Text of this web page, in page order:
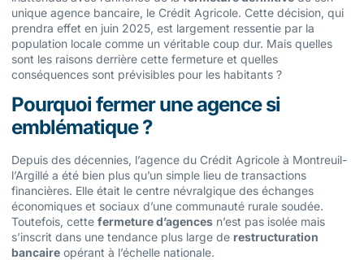
unique agence bancaire, le Crédit Agricole. Cette décision, qui
prendra effet en juin 2025, est largement ressentie par la
population locale comme un véritable coup dur. Mais quelles
sont les raisons derrière cette fermeture et quelles
conséquences sont prévisibles pour les habitants ?
Pourquoi fermer une agence si
emblématique ?
Depuis des décennies, l’agence du Crédit Agricole à Montreuil-
l’Argillé a été bien plus qu’un simple lieu de transactions
financières. Elle était le centre névralgique des échanges
économiques et sociaux d’une communauté rurale soudée.
Toutefois, cette fermeture d’agences n’est pas isolée mais
s’inscrit dans une tendance plus large de restructuration
bancaire opérant à l’échelle nationale.